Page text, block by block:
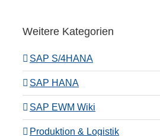
Weitere Kategorien
SAP S/4HANA
SAP HANA
SAP EWM Wiki
Produktion & Logistik